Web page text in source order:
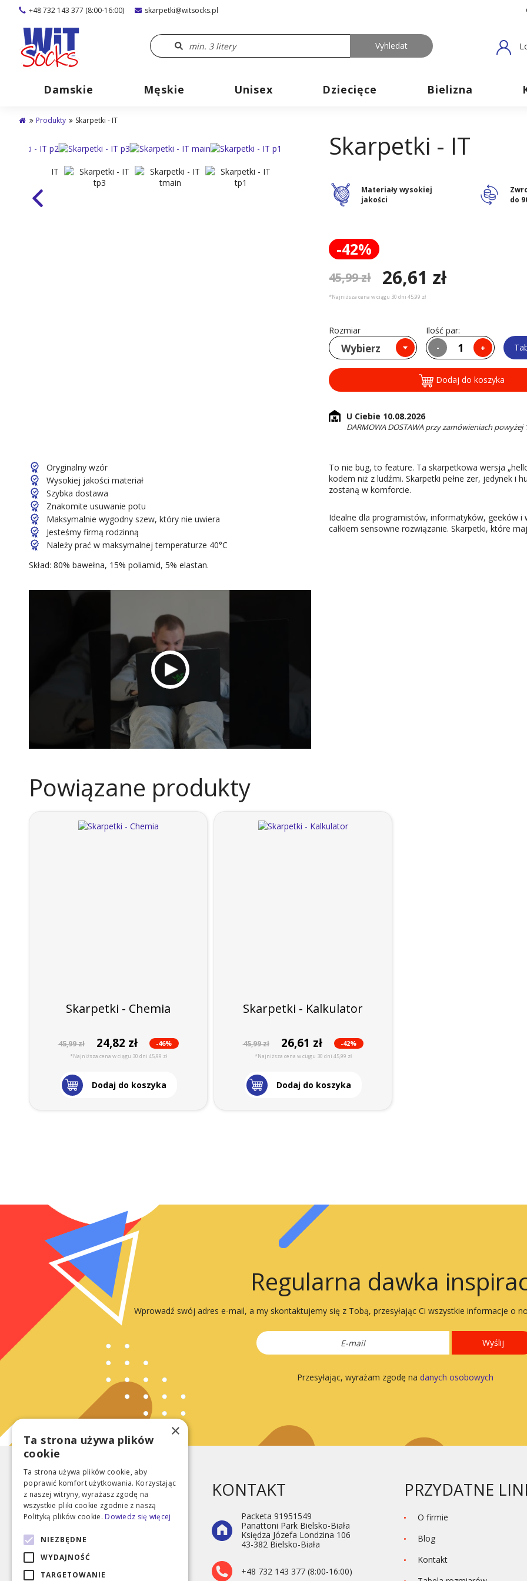
+48 732 143 377 (8:00-16:00) skarpetki@witsocks.pl
Damskie Męskie Unisex Dziecięce Bielizna
Produkty Skarpetki - IT
Skarpetki - IT
Materiały wysokiej
jakości
do
-42%
45,99 zł 26,61 zł
*Najniższa cena w ciągu 30 dni 45,99 zł
Rozmiar
Wybierz
Ilość par:
- +
Dodaj do koszyka
U Ciebie 10.08.2026
DARMOWA DOSTAWA przy zamówieniach powyżej
Oryginalny wzór
Wysokiej jakości materiał
Szybka dostawa
Znakomite usuwanie potu
Maksymalnie wygodny szew, który nie uwiera
Jesteśmy firmą rodzinną
Należy prać w maksymalnej temperaturze 40°C
Skład: 80% bawełna, 15% poliamid, 5% elastan.
To nie bug, to feature. Ta skarpetkowa wersja
kodem niż z ludźmi. Skarpetki pełne zer, jedynek i
zostaną w komforcie.
Idealne dla programistów, informatyków, geeków
całkiem sensowne rozwiązanie. Skarpetki, które
Powiązane produkty
Skarpetki - Chemia
45,99 zł 24,82 zł -46%
*Najniższa cena w ciągu 30 dni 45,99 zł
Dodaj do koszyka
Skarpetki - Kalkulator
45,99 zł 26,61 zł -42%
*Najniższa cena w ciągu 30 dni 45,99 zł
Dodaj do koszyka
Regularna dawka
Wprowadź swój adres e-mail, a my skontaktujemy się z Tobą, przesyłając Ci wszystkie informacje o
Wyślij
Przesyłając, wyrażam zgodę na danych osobowych
KONTAKT
Packeta 91951549
Panattoni Park Bielsko-Biała
Księdza Józefa Londzina 106
43-382 Bielsko-Biała
+48 732 143 377 (8:00-16:00)
PRZYDATNE
O firmie
Blog
Kontakt
×
Ta strona używa plików
cookie
Ta strona używa plików cookie, aby
poprawić komfort użytkowania. Korzystając
z naszej witryny, wyrażasz zgodę na
wszystkie pliki cookie zgodnie z naszą
Polityką plików cookie. Dowiedz się więcej
NIEZBĘDNE
WYDAJNOŚĆ
TARGETOWANIE